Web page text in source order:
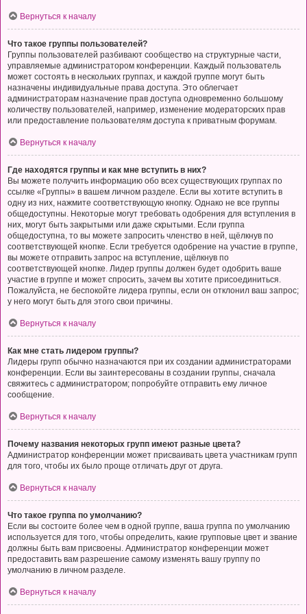
Вернуться к началу
Что такое группы пользователей?
Группы пользователей разбивают сообщество на структурные части,
управляемые администратором конференции. Каждый пользователь
может состоять в нескольких группах, и каждой группе могут быть
назначены индивидуальные права доступа. Это облегчает
администраторам назначение прав доступа одновременно большому
количеству пользователей, например, изменение модераторских прав
или предоставление пользователям доступа к приватным форумам.
Вернуться к началу
Где находятся группы и как мне вступить в них?
Вы можете получить информацию обо всех существующих группах по
ссылке «Группы» в вашем личном разделе. Если вы хотите вступить в
одну из них, нажмите соответствующую кнопку. Однако не все группы
общедоступны. Некоторые могут требовать одобрения для вступления в
них, могут быть закрытыми или даже скрытыми. Если группа
общедоступна, то вы можете запросить членство в ней, щёлкнув по
соответствующей кнопке. Если требуется одобрение на участие в группе,
вы можете отправить запрос на вступление, щёлкнув по
соответствующей кнопке. Лидер группы должен будет одобрить ваше
участие в группе и может спросить, зачем вы хотите присоединиться.
Пожалуйста, не беспокойте лидера группы, если он отклонил ваш запрос;
у него могут быть для этого свои причины.
Вернуться к началу
Как мне стать лидером группы?
Лидеры групп обычно назначаются при их создании администраторами
конференции. Если вы заинтересованы в создании группы, сначала
свяжитесь с администратором; попробуйте отправить ему личное
сообщение.
Вернуться к началу
Почему названия некоторых групп имеют разные цвета?
Администратор конференции может присваивать цвета участникам групп
для того, чтобы их было проще отличать друг от друга.
Вернуться к началу
Что такое группа по умолчанию?
Если вы состоите более чем в одной группе, ваша группа по умолчанию
используется для того, чтобы определить, какие групповые цвет и звание
должны быть вам присвоены. Администратор конференции может
предоставить вам разрешение самому изменять вашу группу по
умолчанию в личном разделе.
Вернуться к началу